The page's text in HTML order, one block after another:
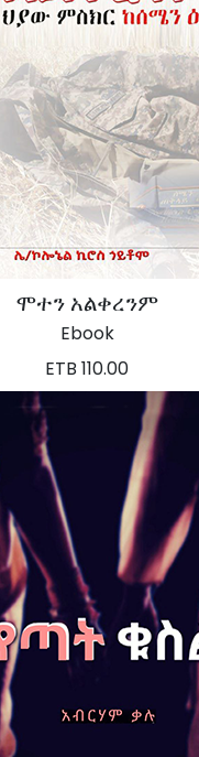
ሞተን አልቀረንም
Ebook
ETB 110.00